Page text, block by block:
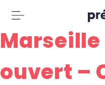
ouvert –